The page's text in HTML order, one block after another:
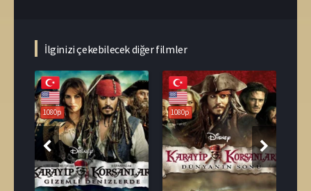
İlginizi çekebilecek diğer filmler
1080p 1080p